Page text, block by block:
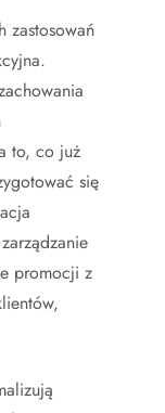
zastosowań
to, co już
się
promocji z